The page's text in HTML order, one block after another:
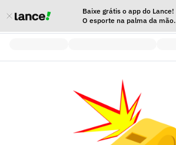
Baixe grátis o app do Lance!
O esporte na palma da mão.